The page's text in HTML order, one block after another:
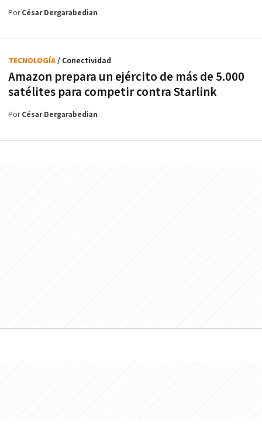
PorCésar Dergarabedian
Amazon prepara un ejército de más de 5.000
satélites para competir contra Starlink
TECNOLOGÍA/ Conectividad
PorCésar Dergarabedian